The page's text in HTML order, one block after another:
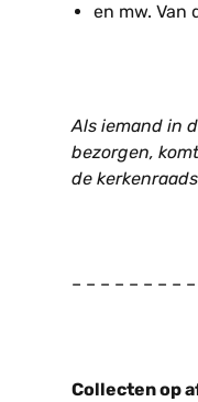
en mw. Van
Als iemand in
bezorgen,
de
– – – – – – – –
Collecten op